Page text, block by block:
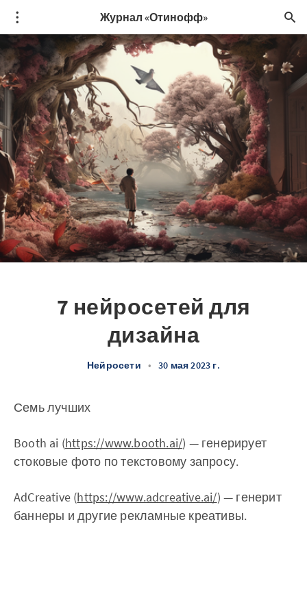
Журнал «Отинофф»
7 нейросетей для
дизайна
Нейросети • 30 мая 2023 г.
Семь лучших
Booth ai (https://www.booth.ai/) — генерирует
стоковые фото по текстовому запросу.‌‌
AdCreative (https://www.adcreative.ai/) — генерит
баннеры и другие рекламные креативы.‌‌